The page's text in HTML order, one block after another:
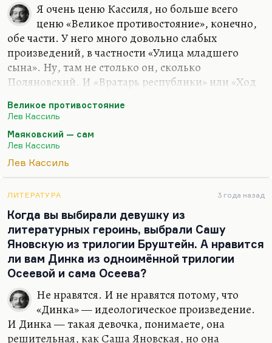
Я очень ценю Кассиля, но больше всего
ценю «Великое противостояние», конечно,
обе части. У него много довольно слабых
произведений, в частности «Улица младшего
сына». Ну, там не столько он, сколько
Поляновский. И «Вратарь республики» или «Ход
очень нравилась «Дорогие мои мальчишки»,
высочество!». «Кондуит и Швамбрания», само
на том же материале прочел «Дорога уходит в
лучше. Что касается «Маяковский — сам», то там
лучшая глава «На капитанском мостике», а в
целом книжка довольно тривиальная. Правильно
Кассиль был…
Великое противостояние
Лев Кассиль
Маяковский — сам
Лев Кассиль
Лев Кассиль
ЛИТЕРАТУРА 3 года назад
Когда вы выбирали девушку из
литературных героинь, выбрали Сашу
Яновскую из трилогии Бруштейн. А нравится
ли вам Динка из одноимённой трилогии
Осеевой и сама Осеева?
Не нравятся. И не нравятся потому, что
«Динка» — идеологическое произведение.
И Динка — такая девочка, понимаете, она
решительная, как Саша Яновская, но она